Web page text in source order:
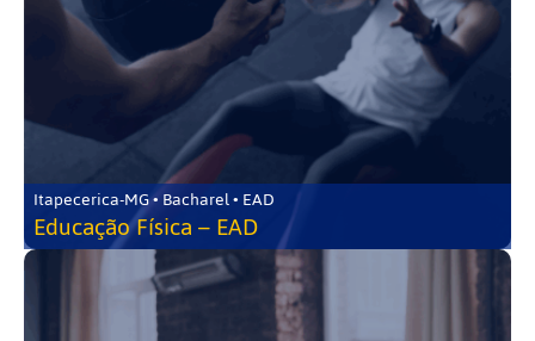
Itapecerica-MG • Bacharel • EAD
Educação Física – EAD